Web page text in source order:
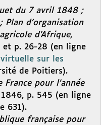
du 7 avril 1848 ;
d’organisation
d’Afrique,
et p. 26-28 (en ligne
sur les
de Poitiers).
pour l’année
p. 545 (en ligne
631).
française pour